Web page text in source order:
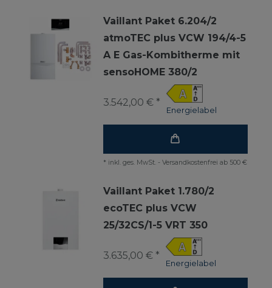
Vaillant Paket 6.204/2
atmoTEC plus VCW 194/4-5
A E Gas-Kombitherme mit
sensoHOME 380/2
Energielabel
3.542,00 € *
* inkl. ges. MwSt. - Versandkostenfrei ab 500 €
Vaillant Paket 1.780/2
ecoTEC plus VCW
25/32CS/1-5 VRT 350
Energielabel
3.635,00 € *